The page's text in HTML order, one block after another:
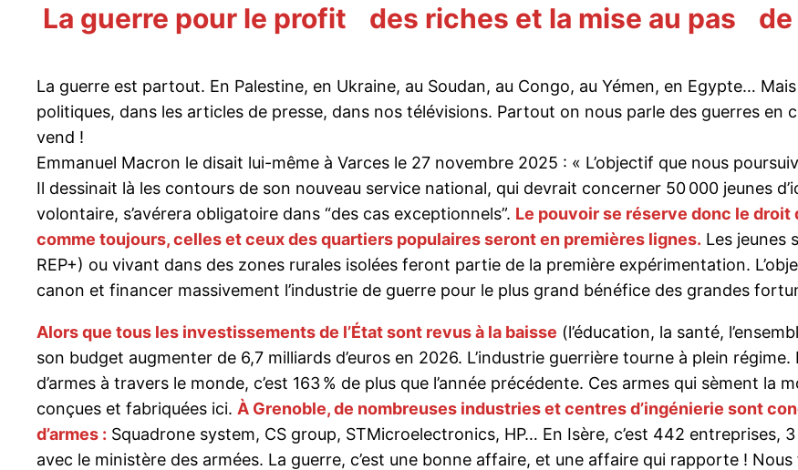
La guerre pour le profit des riches et la mise au pas de
La guerre est partout. En Palestine, en Ukraine, au Soudan, au Congo, au Yémen, en Egypte…
politiques, dans les articles de presse, dans nos télévisions. Partout on nous parle des guerres en
vend !
Emmanuel Macron le disait lui-même à Varces le 27 novembre 2025 : « L’objectif que nous
Il dessinait là les contours de son nouveau service national, qui devrait concerner 50 000 jeunes
volontaire, s’avérera obligatoire dans “des cas exceptionnels”. Le pouvoir se réserve donc le
comme toujours, celles et ceux des quartiers populaires seront en premières lignes. Les jeunes
REP+) ou vivant dans des zones rurales isolées feront partie de la première expérimentation.
canon et financer massivement l’industrie de guerre pour le plus grand bénéfice des grandes
Alors que tous les investissements de l’État sont revus à la baisse (l’éducation, la santé,
son budget augmenter de 6,7 milliards d’euros en 2026. L’industrie guerrière tourne à plein
d’armes à travers le monde, c’est 163 % de plus que l’année précédente. Ces armes qui sèment
conçues et fabriquées ici. À Grenoble, de nombreuses industries et centres d’ingénierie sont
d’armes : Squadrone system, CS group, STMicroelectronics, HP… En Isère, c’est 442 entreprises,
avec le ministère des armées. La guerre, c’est une bonne affaire, et une affaire qui rapporte !